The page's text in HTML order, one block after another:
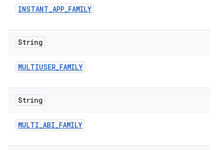
INSTANT_APP_FAMILY
String
MULTIUSER_FAMILY
String
MULTI_ABI_FAMILY